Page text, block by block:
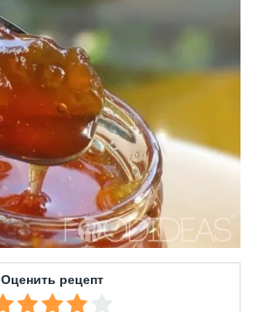
Оценить рецепт